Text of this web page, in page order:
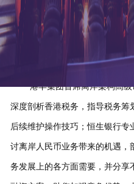
贸易日趋频繁，中港
处处，为助客户把握良机，拓展
金创富，港丰联合香港恒生银行
业创商机」研讨会。
港丰集团首席离岸架构高
深度剖析香港税务，指导税务筹
后续维护操作技巧；恒生银行专
讨离岸人民币业务带来的机遇，
务发展上的各方面需要，并分享